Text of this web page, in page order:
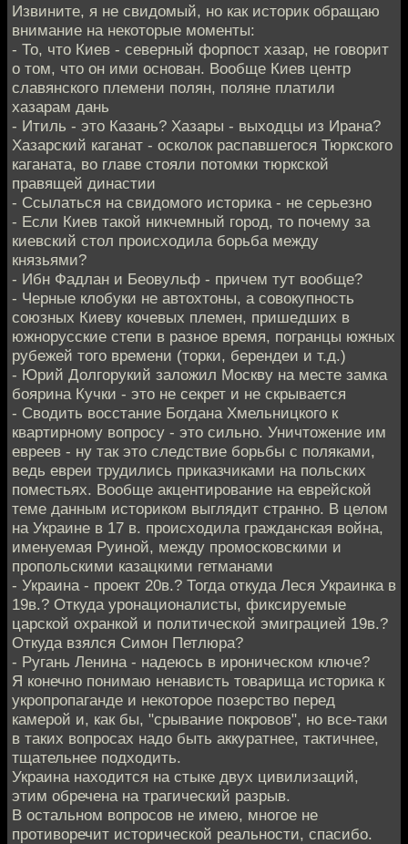
Извините, я не свидомый, но как историк обращаю
внимание на некоторые моменты:
- То, что Киев - северный форпост хазар, не говорит
о том, что он ими основан. Вообще Киев центр
славянского племени полян, поляне платили
хазарам дань
- Итиль - это Казань? Хазары - выходцы из Ирана?
Хазарский каганат - осколок распавшегося Тюркского
каганата, во главе стояли потомки тюркской
правящей династии
- Ссылаться на свидомого историка - не серьезно
- Если Киев такой никчемный город, то почему за
киевский стол происходила борьба между
князьями?
- Ибн Фадлан и Беовульф - причем тут вообще?
- Черные клобуки не автохтоны, а совокупность
союзных Киеву кочевых племен, пришедших в
южнорусские степи в разное время, погранцы южных
рубежей того времени (торки, берендеи и т.д.)
- Юрий Долгорукий заложил Москву на месте замка
боярина Кучки - это не секрет и не скрывается
- Сводить восстание Богдана Хмельницкого к
квартирному вопросу - это сильно. Уничтожение им
евреев - ну так это следствие борьбы с поляками,
ведь евреи трудились приказчиками на польских
поместьях. Вообще акцентирование на еврейской
теме данным историком выглядит странно. В целом
на Украине в 17 в. происходила гражданская война,
именуемая Руиной, между промосковскими и
пропольскими казацкими гетманами
- Украина - проект 20в.? Тогда откуда Леся Украинка в
19в.? Откуда уронационалисты, фиксируемые
царской охранкой и политической эмиграцией 19в.?
Откуда взялся Симон Петлюра?
- Ругань Ленина - надеюсь в ироническом ключе?
Я конечно понимаю ненависть товарища историка к
укропропаганде и некоторое позерство перед
камерой и, как бы, "срывание покровов", но все-таки
в таких вопросах надо быть аккуратнее, тактичнее,
тщательнее подходить.
Украина находится на стыке двух цивилизаций,
этим обречена на трагический разрыв.
В остальном вопросов не имею, многое не
противоречит исторической реальности, спасибо.